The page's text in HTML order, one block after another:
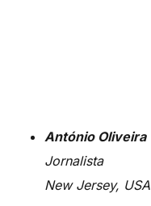
António Oliveira
Jornalista
New Jersey, USA